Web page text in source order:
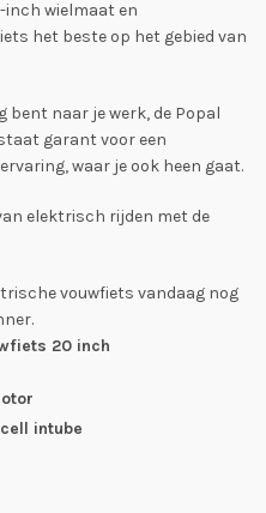
inch wielmaat en
het beste op het gebied van
bent naar je werk, de Popal
garant voor een
waar je ook heen gaat.
elektrisch rijden met de
vouwfiets vandaag nog
20 inch
intube